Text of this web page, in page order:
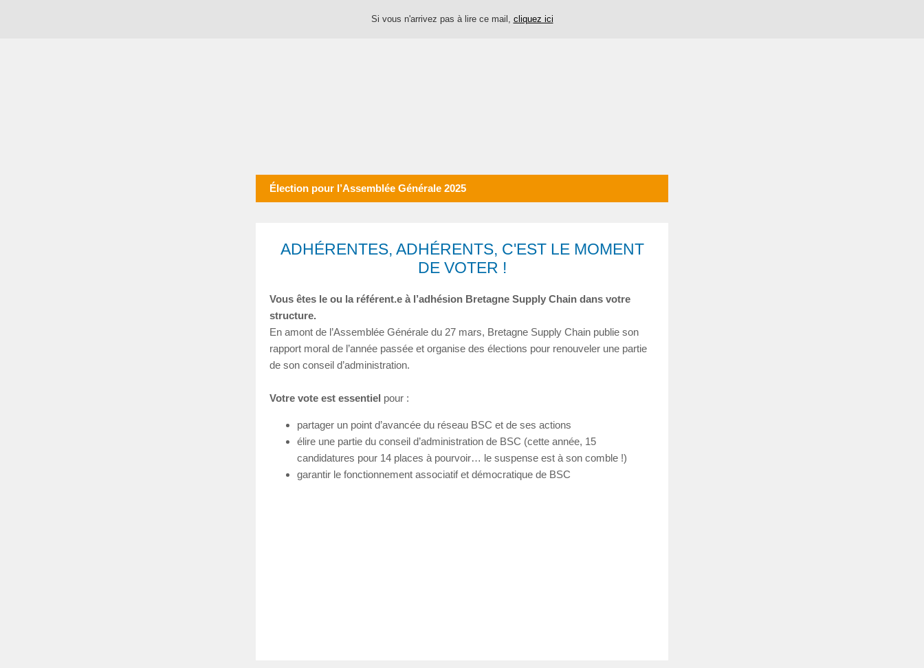
Si vous n'arrivez pas à lire ce mail, cliquez ici
Élection pour l’Assemblée Générale 2025
ADHÉRENTES, ADHÉRENTS, C'EST LE MOMENT
DE VOTER !
Vous êtes le ou la référent.e à l’adhésion Bretagne Supply Chain dans votre
structure.
En amont de l’Assemblée Générale du 27 mars, Bretagne Supply Chain publie son
rapport moral de l’année passée et organise des élections pour renouveler une partie
de son conseil d’administration.
Votre vote est essentiel pour :
partager un point d’avancée du réseau BSC et de ses actions
élire une partie du conseil d’administration de BSC (cette année, 15
candidatures pour 14 places à pourvoir… le suspense est à son comble !)
garantir le fonctionnement associatif et démocratique de BSC